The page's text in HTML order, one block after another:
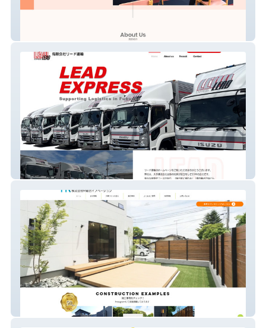
リハビリデイサービスフクラス
有限会社リード運輸
株式会社Ｍ総合イノベーション